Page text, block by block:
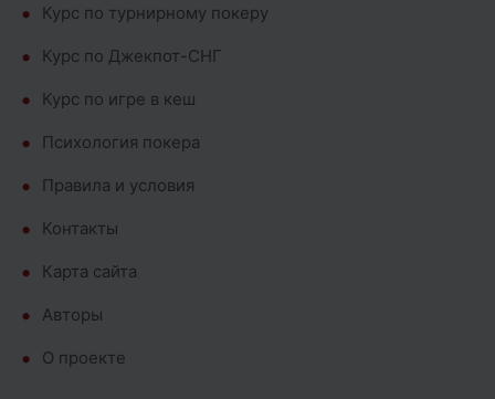
Курс по турнирному покеру
Курс по Джекпот-СНГ
Курс по игре в кеш
Психология покера
Правила и условия
Контакты
Карта сайта
Авторы
О проекте